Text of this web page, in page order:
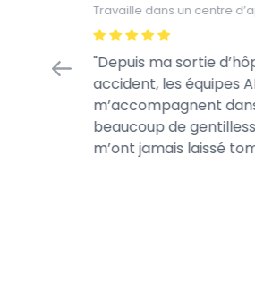
Travaille dans un centre
Depuis ma sortie
accident, les équipes
m’accompagnent
beaucoup de
m’ont jamais laissé